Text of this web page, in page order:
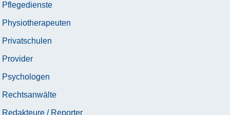
Pflegedienste
Physiotherapeuten
Privatschulen
Provider
Psychologen
Rechtsanwälte
Redakteure / Reporter